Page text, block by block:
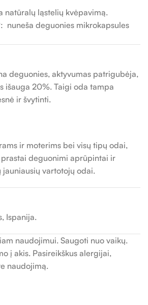
natūralų ląstelių kvėpavimą.
nuneša deguonies mikrokapsules
deguonies, aktyvumas patrigubėja,
išauga 20%. Taigi oda tampa
ir švytinti.
ir moterims bei visų tipų odai,
deguonimi aprūpintai ir
vartotojų odai.
Ispanija.
naudojimui. Saugoti nuo vaikų.
į akis. Pasireikškus alergijai,
naudojimą.